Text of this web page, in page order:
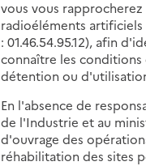
vous vous
radioéléments artificiels
: 01.46.54.95.12), afin
connaître les conditions
détention ou
En l'absence de
de l'Industrie et au
d'ouvrage des
réhabilitation des sites